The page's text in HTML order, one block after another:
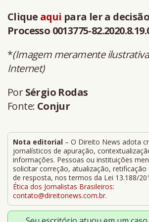
Clique aqui para ler a decisão
Processo 0013775-
*(Imagem meramente
Internet)
PorSérgio Rodas
Fonte: Conjur
Nota editorial – O Direito News adota
jornalísticos de apuração,
informações. Pessoas ou instituições
solicitar correção, atualização,
de resposta, nos termos da Lei 13.188/
Ética dos Jornalistas Brasileiros:
contato@direitonews.com.br.